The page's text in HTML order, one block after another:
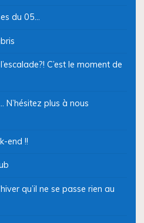
du 05…
C’est le moment de
plus à nous
end !!
qu’il ne se passe rien au